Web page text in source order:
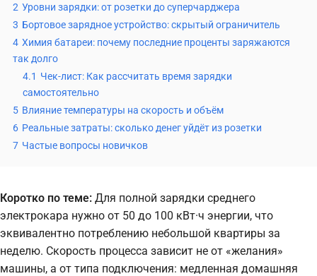
2 Уровни зарядки: от розетки до суперчарджера
3 Бортовое зарядное устройство: скрытый ограничитель
4 Химия батареи: почему последние проценты заряжаются
так долго
4.1 Чек-лист: Как рассчитать время зарядки
самостоятельно
5 Влияние температуры на скорость и объём
6 Реальные затраты: сколько денег уйдёт из розетки
7 Частые вопросы новичков
Коротко по теме: Для полной зарядки среднего
электрокара нужно от 50 до 100 кВт·ч энергии, что
эквивалентно потреблению небольшой квартиры за
неделю. Скорость процесса зависит не от «желания»
машины, а от типа подключения: медленная домашняя